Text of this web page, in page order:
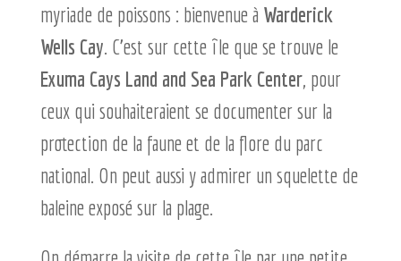
myriade de poissons : bienvenue à Warderick
Wells Cay. C’est sur cette île que se trouve le
Exuma Cays Land and Sea Park Center, pour
ceux qui souhaiteraient se documenter sur la
protection de la faune et de la flore du parc
national. On peut aussi y admirer un squelette de
baleine exposé sur la plage.